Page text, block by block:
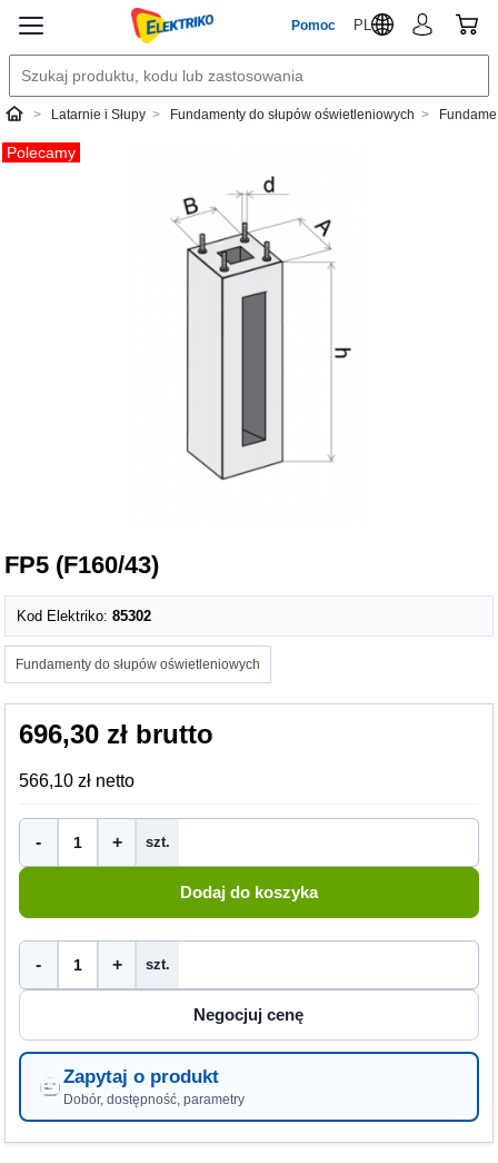
Pomoc PL
ElektrikoLatarnie i Słupy Fundamenty do słupów oświetleniowych
Polecamy
FP5 (F160/43)
Kod Elektriko:85302
Fundamenty do słupów oświetleniowych
696,30 zł brutto
566,10 zł netto
- + szt.
- + szt.
Zapytaj o produkt
Dobór, dostępność, parametry